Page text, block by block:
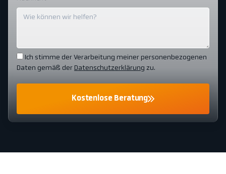
Ich stimme der Verarbeitung meiner personenbezogenen
Daten gemäß der Datenschutzerklärung zu.
Kostenlose Beratung